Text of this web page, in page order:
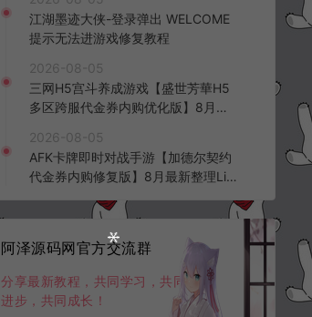
频教程
江湖墨迹大侠-登录弹出 WELCOME
提示无法进游戏修复教程
2026-08-05
三网H5宫斗养成游戏【盛世芳華H5
多区跨服代金券内购优化版】8月最
台+全资源安卓+详细搭建教程+视频
教程
2026-08-05
AFK卡牌即时对战手游【加德尔契约
代金券内购修复版】8月最新整理Lin
K授权后台+安卓苹果双端+详细搭建
教程+视频教程
阿泽源码网官方交流群
分享最新教程，共同学习，共同
进步，共同成长！